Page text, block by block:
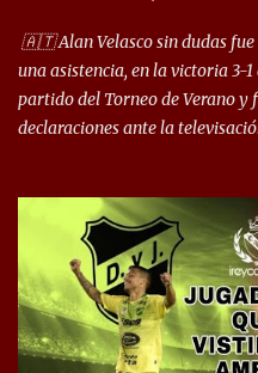
arco y tengo más
comentó: “Cuando juego de 9,
cuand...
🇦🇹 Alan Velasco sin dudas
una asistencia, en la victoria 3-
partido del Torneo de Verano
declaraciones ante la
ojalá sea lo mejor para el club
siempre en mi corazón”.
quise dar lo mejor. Si me toca
hincha”. 🎙️“El equipo hizo un
resultado. Es nuestro segundo
enfocamos en la preparación